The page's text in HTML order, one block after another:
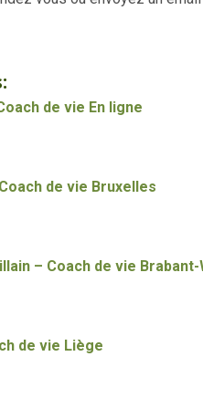
de vie En ligne
de vie Bruxelles
– Coach de vie Brabant-
de vie Liège